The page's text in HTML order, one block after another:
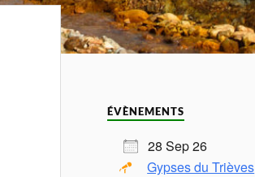
ÉVÈNEMENTS
28 Sep 26
Gypses du Trièves